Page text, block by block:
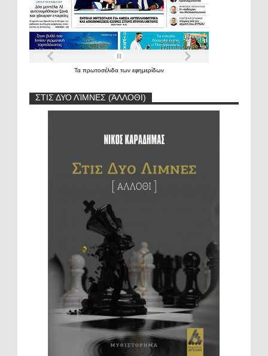
Τα πρωτοσέλιδα των εφημερίδων
ΣΤΙΣ ΔΥΟ ΛΊΜΝΕΣ (ΆΛΛΟΘΙ)